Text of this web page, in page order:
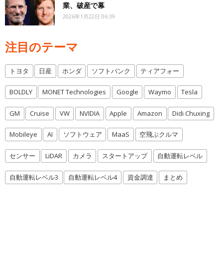
業、破産で幕
2026年1月22日 06:39
注目のテーマ
トヨタ 日産 ホンダ ソフトバンク ティアフォー
BOLDLY MONET Technologies Google Waymo Tesla
GM Cruise VW NVIDIA Apple Amazon Didi Chuxing
Mobileye AI ソフトウェア MaaS 空飛ぶクルマ
センサー LiDAR カメラ スタートアップ 自動運転レベル
自動運転レベル3 自動運転レベル4 資金調達 まとめ